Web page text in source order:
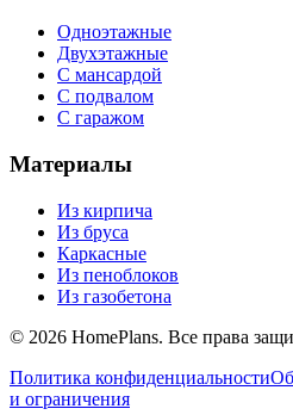
Одноэтажные
Двухэтажные
С мансардой
С подвалом
С гаражом
Материалы
Из кирпича
Из бруса
Каркасные
Из пеноблоков
Из газобетона
© 2026 HomePlans. Все права
Политика конфиденциальностиОб
и ограничения